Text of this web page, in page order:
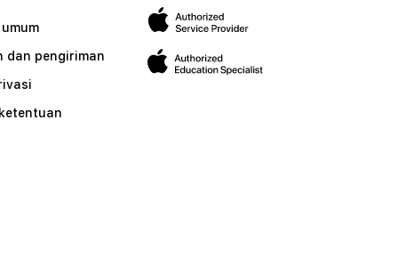
dan pengiriman